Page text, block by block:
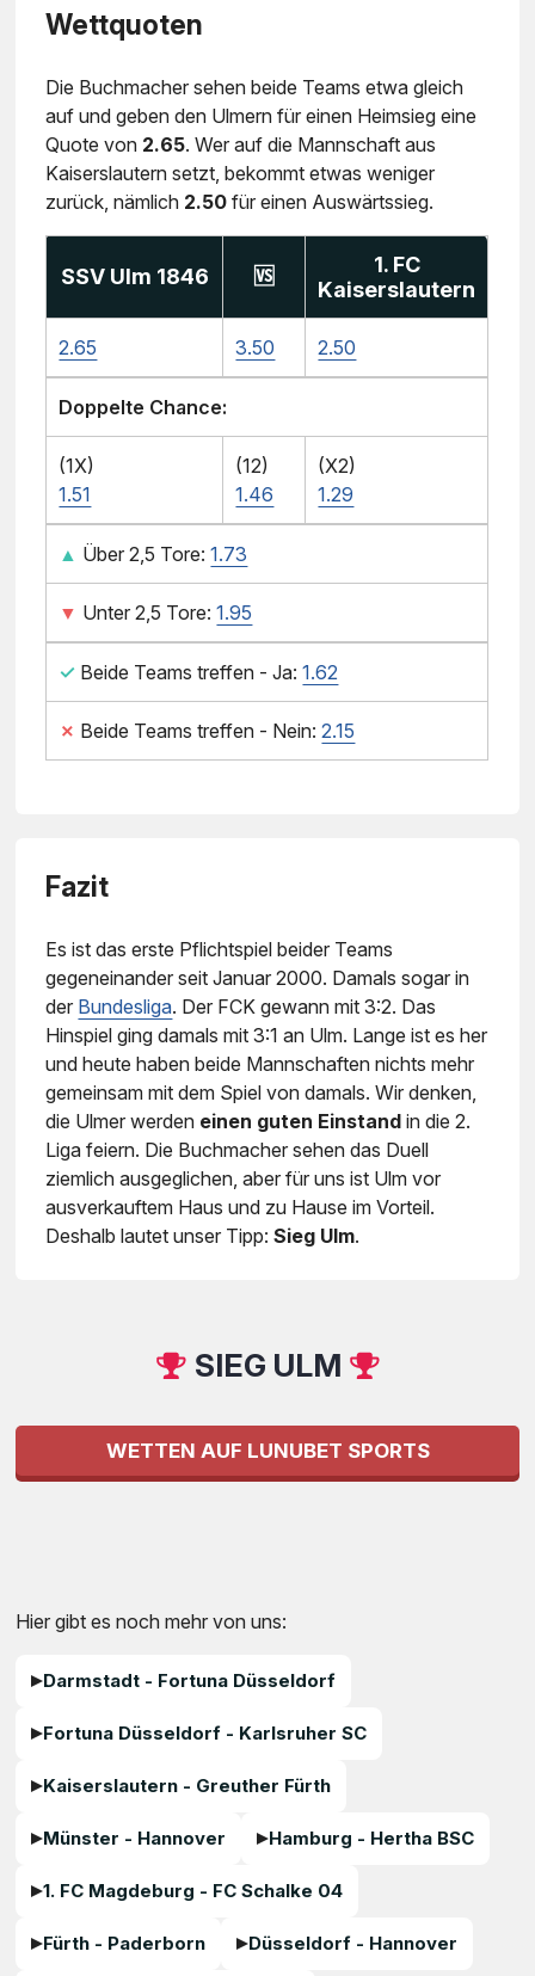
Wettquoten
Die Buchmacher sehen beide Teams etwa gleich
auf und geben den Ulmern für einen Heimsieg eine
Quote von 2.65. Wer auf die Mannschaft aus
Kaiserslautern setzt, bekommt etwas weniger
zurück, nämlich 2.50 für einen Auswärtssieg.
SSV Ulm 1846 🆚
1. FC
Kaiserslautern
2.65 3.50 2.50
Doppelte Chance:
(1X)
1.51
(12)
1.46
(X2)
1.29
▲ Über 2,5 Tore:1.73
▼ Unter 2,5 Tore:1.95
✓ Beide Teams treffen - Ja:1.62
✗ Beide Teams treffen - Nein:2.15
Fazit
Es ist das erste Pflichtspiel beider Teams
gegeneinander seit Januar 2000. Damals sogar in
der Bundesliga. Der FCK gewann mit 3:2. Das
Hinspiel ging damals mit 3:1 an Ulm. Lange ist es her
und heute haben beide Mannschaften nichts mehr
gemeinsam mit dem Spiel von damals. Wir denken,
die Ulmer werden einen guten Einstand in die 2.
Liga feiern. Die Buchmacher sehen das Duell
ziemlich ausgeglichen, aber für uns ist Ulm vor
ausverkauftem Haus und zu Hause im Vorteil.
Deshalb lautet unser Tipp:Sieg Ulm.
SIEG ULM
WETTEN AUF LUNUBET SPORTS
Hier gibt es noch mehr von uns:
Darmstadt - Fortuna Düsseldorf
Fortuna Düsseldorf - Karlsruher SC
Kaiserslautern - Greuther Fürth
Münster - Hannover Hamburg - Hertha BSC
1. FC Magdeburg - FC Schalke 04
Fürth - Paderborn Düsseldorf - Hannover